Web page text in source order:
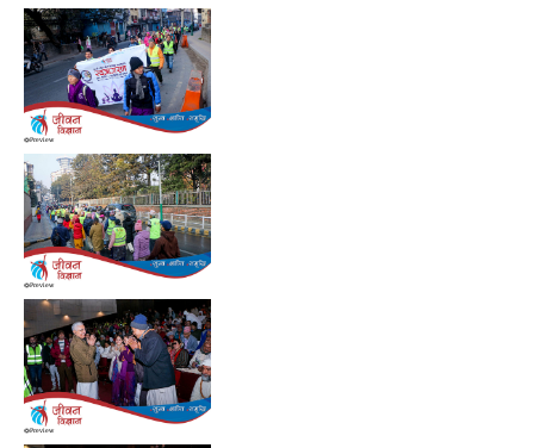
Preview
Preview
Preview